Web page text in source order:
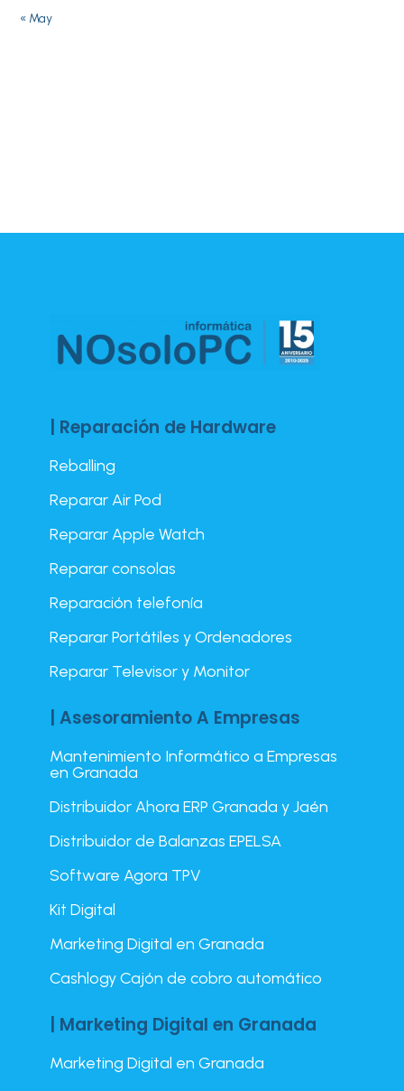
« May
| Reparación de Hardware
Reballing
Reparar Air Pod
Reparar Apple Watch
Reparar consolas
Reparación telefonía
Reparar Portátiles y Ordenadores
Reparar Televisor y Monitor
| Asesoramiento A Empresas
Mantenimiento Informático a Empresas
en Granada
Distribuidor Ahora ERP Granada y Jaén
Distribuidor de Balanzas EPELSA
Software Agora TPV
Kit Digital
Marketing Digital en Granada
Cashlogy Cajón de cobro automático
| Marketing Digital en Granada
Marketing Digital en Granada